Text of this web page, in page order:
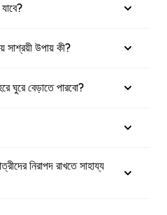
সাশ্রয়ী উপায় কী?
ঘুরে বেড়াতে পারবো?
নিরাপদ রাখতে সাহায্য